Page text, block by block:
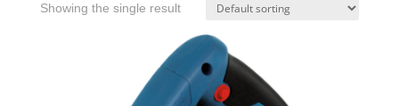
Showing the single result